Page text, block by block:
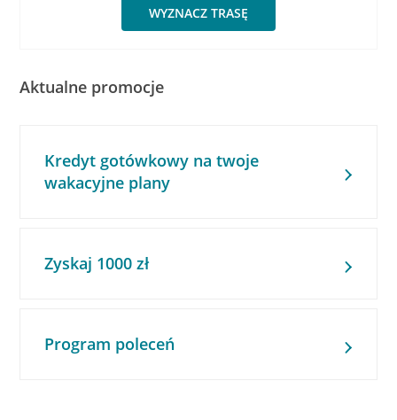
WYZNACZ TRASĘ
Aktualne promocje
Kredyt gotówkowy na twoje
wakacyjne plany
Zyskaj 1000 zł
Program poleceń